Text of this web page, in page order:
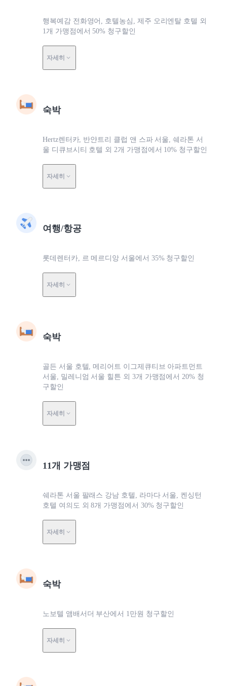
행복예감 전화영어, 호텔농심, 제주 오리엔탈 호텔 외
1개 가맹점에서 50% 청구할인
자세히
숙박
Hertz렌터카, 반얀트리 클럽 앤 스파 서울, 쉐라톤 서
울 디큐브시티 호텔 외 2개 가맹점에서 10% 청구할인
자세히
여행/항공
롯데렌터카, 르 메르디앙 서울에서 35% 청구할인
자세히
숙박
골든 서울 호텔, 메리어트 이그제큐티브 아파트먼트
서울, 밀레니엄 서울 힐튼 외 3개 가맹점에서 20% 청
구할인
자세히
11개 가맹점
쉐라톤 서울 팔래스 강남 호텔, 라마다 서울, 켄싱턴
호텔 여의도 외 8개 가맹점에서 30% 청구할인
자세히
숙박
노보텔 앰배서더 부산에서 1만원 청구할인
자세히